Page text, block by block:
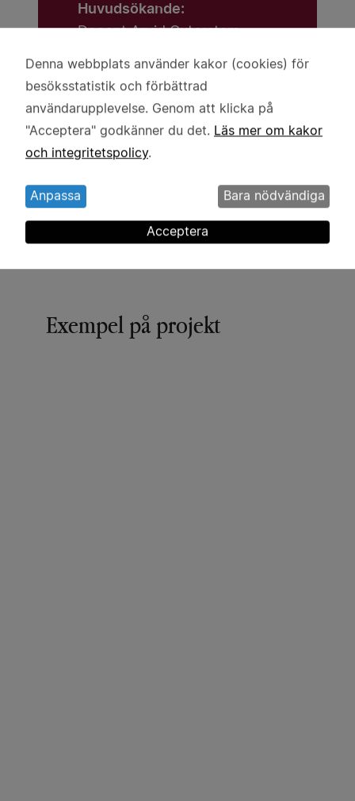
Huvudsökande:
Docent Arvid Guterstam
Lärosäte:
Karolinska Institutet
Beviljat anslag:
5 miljoner kronor
Exempel på projekt
Användning
av
personuppgifter
och
kakor
Denna webbplats använder kakor (cookies) för
besöksstatistik och förbättrad
användarupplevelse. Genom att klicka på
"Acceptera" godkänner du det. Läs mer om kakor
och integritetspolicy.
Anpassa Bara nödvändiga
Acceptera